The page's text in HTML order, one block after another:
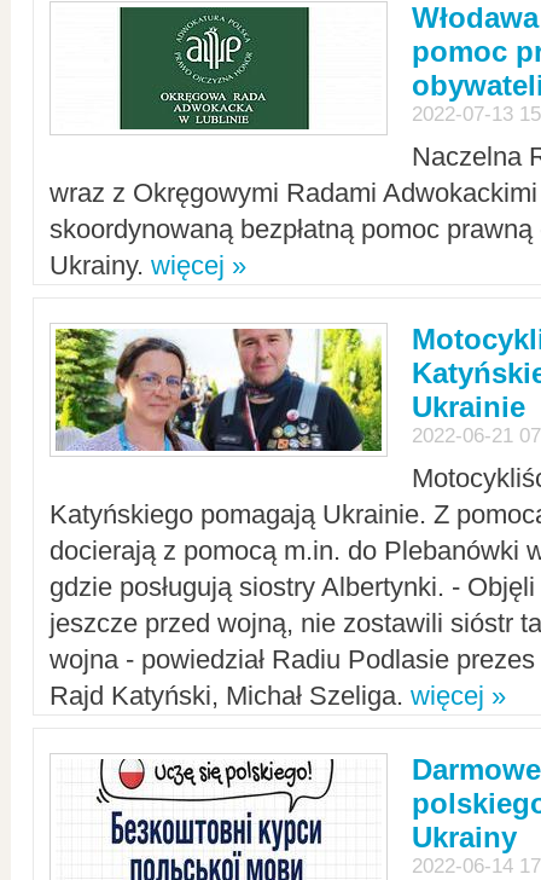
pomoc
2022-07-13
Naczelna
wraz z Okręgowymi Radami Adwokackimi
skoordynowaną bezpłatną pomoc
Ukrainy. więcej »
Ukrainie
2022-06-21
Katyńskiego pomagają Ukrainie. Z
docierają z pomocą m.in. do Plebanówki
gdzie posługują siostry Albertynki. -
jeszcze przed wojną, nie zostawili sióstr
wojna - powiedział Radiu Podlasie
Rajd Katyński, Michał Szeliga. więcej »
Ukrainy
2022-06-14